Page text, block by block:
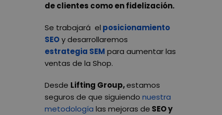
de clientes como en fidelización.
Se trabajará el posicionamiento
SEOy desarrollaremos
estrategia SEM para aumentar las
ventas de la Shop.
Desde Lifting Group,estamos
seguros de que siguiendo nuestra
metodología las mejoras de SEOy